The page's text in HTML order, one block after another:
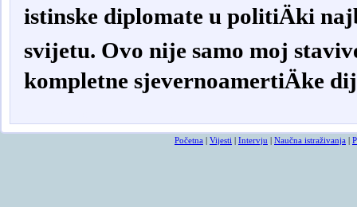
istinske diplomate u politiÄki
svijetu. Ovo nije samo moj
kompletne sjevernoamertiÄke
Početna | Vijesti | Intervju | Naučna istraživanja |